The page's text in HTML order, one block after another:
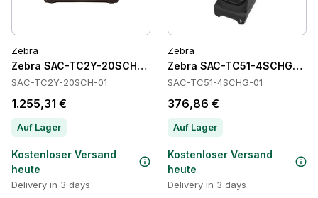
Zebra
Zebra SAC-TC2Y-20SCH-01 Batteries
SAC-TC2Y-20SCH-01
1.255,31 €
Auf Lager
Kostenloser Versand
heute
Delivery in 3 days
Zebra
Zebra SAC-TC51-4SCHG-01
SAC-TC51-4SCHG-01
376,86 €
Auf Lager
Kostenloser Versand
heute
Delivery in 3 days